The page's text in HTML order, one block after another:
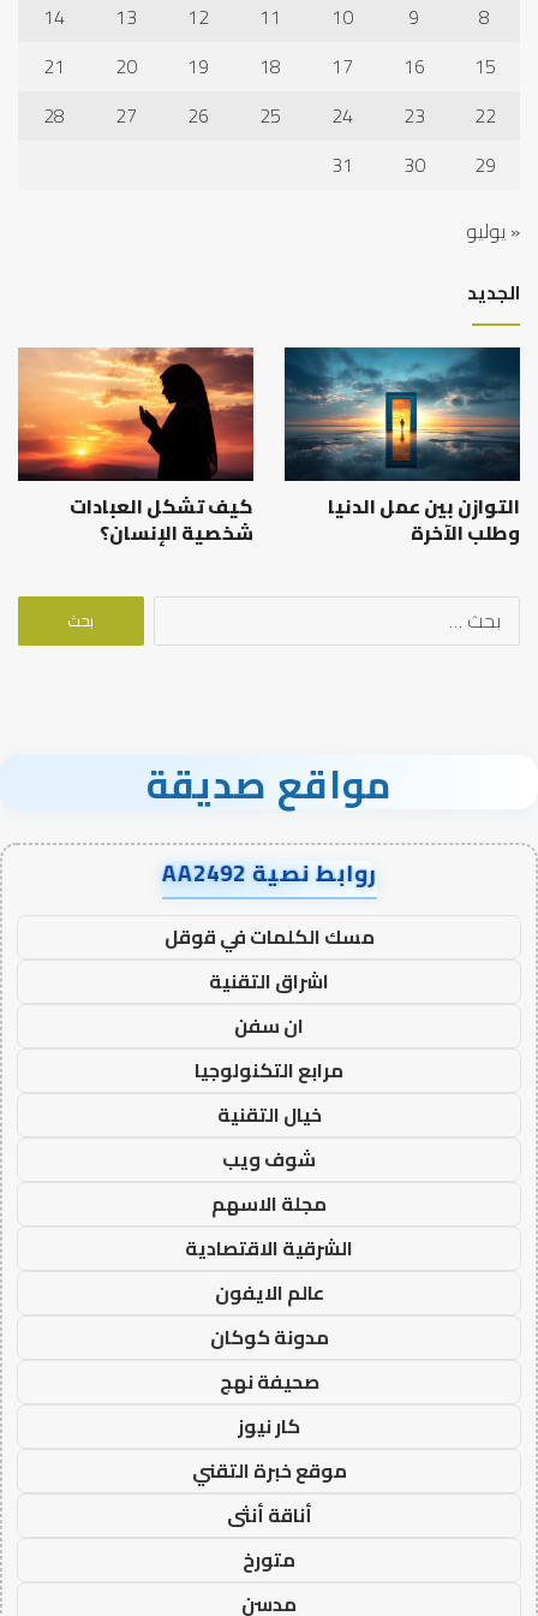
8
9
10
11
12
13
14
15
16
17
18
19
20
21
22
23
24
25
26
27
28
29
30
31
« يوليو
الجديد
التوازن بين عمل الدنيا
وطلب الآخرة
كيف تشكل العبادات
شخصية الإنسان؟
البحث
مواقع صديقة
روابط نصية AA2492
مسك الكلمات في قوقل
اشراق التقنية
ان سفن
مرابع التكنولوجيا
خيال التقنية
شوف ويب
مجلة الاسهم
الشرقية الاقتصادية
عالم الايفون
مدونة كوكان
صحيفة نهج
كار نيوز
موقع خبرة التقني
أناقة أنثى
متورخ
مدسن